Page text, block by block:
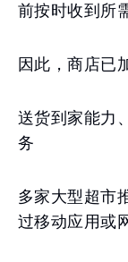
前按时收到所
因此，商店已
送货到家能力
务
多家大型超市
过移动应用或